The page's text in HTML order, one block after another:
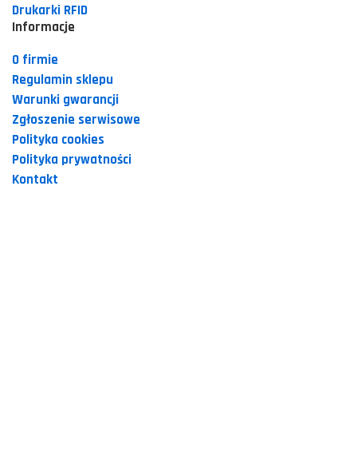
Drukarki RFID
Informacje
O firmie
Regulamin sklepu
Warunki gwarancji
Zgłoszenie serwisowe
Polityka cookies
Polityka prywatności
Kontakt